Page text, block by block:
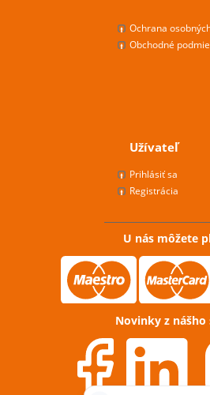
Ochrana
Obchodné
Užívateľ
Prihlásiť sa
Registrácia
U nás môžete
Novinky z nášho
Potřebujete poradit?